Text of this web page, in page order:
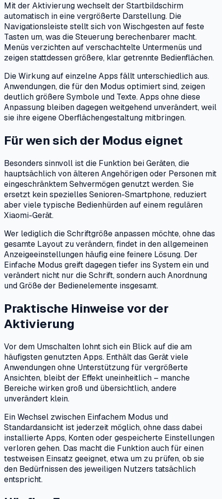
Mit der Aktivierung wechselt der Startbildschirm
automatisch in eine vergrößerte Darstellung. Die
Navigationsleiste stellt sich von Wischgesten auf feste
Tasten um, was die Steuerung berechenbarer macht.
Menüs verzichten auf verschachtelte Untermenüs und
zeigen stattdessen größere, klar getrennte Bedienflächen.
Die Wirkung auf einzelne Apps fällt unterschiedlich aus.
Anwendungen, die für den Modus optimiert sind, zeigen
deutlich größere Symbole und Texte. Apps ohne diese
Anpassung bleiben dagegen weitgehend unverändert, weil
sie ihre eigene Oberflächengestaltung mitbringen.
Für wen sich der Modus eignet
Besonders sinnvoll ist die Funktion bei Geräten, die
hauptsächlich von älteren Angehörigen oder Personen mit
eingeschränktem Sehvermögen genutzt werden. Sie
ersetzt kein spezielles Senioren-Smartphone, reduziert
aber viele typische Bedienhürden auf einem regulären
Xiaomi-Gerät.
Wer lediglich die Schriftgröße anpassen möchte, ohne das
gesamte Layout zu verändern, findet in den allgemeinen
Anzeigeeinstellungen häufig eine feinere Lösung. Der
Einfache Modus greift dagegen tiefer ins System ein und
verändert nicht nur die Schrift, sondern auch Anordnung
und Größe der Bedienelemente insgesamt.
Praktische Hinweise vor der
Aktivierung
Vor dem Umschalten lohnt sich ein Blick auf die am
häufigsten genutzten Apps. Enthält das Gerät viele
Anwendungen ohne Unterstützung für vergrößerte
Ansichten, bleibt der Effekt uneinheitlich – manche
Bereiche wirken groß und übersichtlich, andere
unverändert klein.
Ein Wechsel zwischen Einfachem Modus und
Standardansicht ist jederzeit möglich, ohne dass dabei
installierte Apps, Konten oder gespeicherte Einstellungen
verloren gehen. Das macht die Funktion auch für einen
testweisen Einsatz geeignet, etwa um zu prüfen, ob sie
den Bedürfnissen des jeweiligen Nutzers tatsächlich
entspricht.